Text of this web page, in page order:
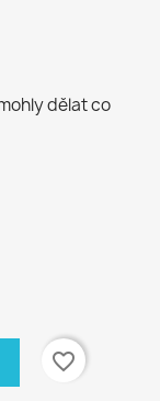
dělat co
favorite_border